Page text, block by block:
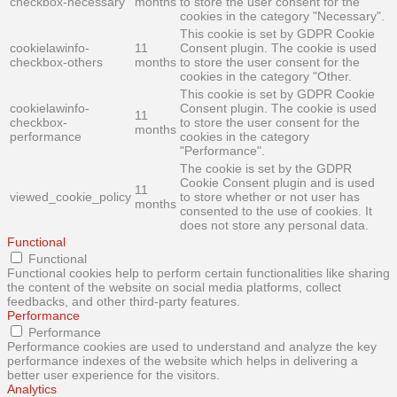
cookies in the category "Necessary".
cookielawinfo-
checkbox-others
11
months
This cookie is set by GDPR Cookie
Consent plugin. The cookie is used
to store the user consent for the
cookies in the category "Other.
cookielawinfo-
checkbox-
performance
11
months
This cookie is set by GDPR Cookie
Consent plugin. The cookie is used
to store the user consent for the
cookies in the category
"Performance".
viewed_cookie_policy 11
months
The cookie is set by the GDPR
Cookie Consent plugin and is used
to store whether or not user has
consented to the use of cookies. It
does not store any personal data.
Functional
Functional
Functional cookies help to perform certain functionalities like sharing
the content of the website on social media platforms, collect
feedbacks, and other third-party features.
Performance
Performance
Performance cookies are used to understand and analyze the key
performance indexes of the website which helps in delivering a
better user experience for the visitors.
Analytics